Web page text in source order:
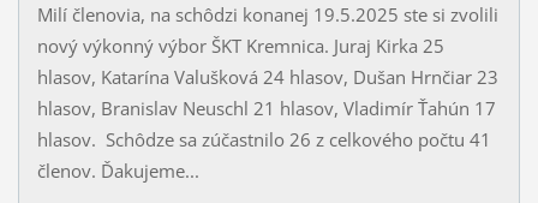
Milí členovia, na schôdzi konanej 19.5.2025 ste si zvolili
nový výkonný výbor ŠKT Kremnica. Juraj Kirka 25
hlasov, Katarína Valušková 24 hlasov, Dušan Hrnčiar 23
hlasov, Branislav Neuschl 21 hlasov, Vladimír Ťahún 17
hlasov. Schôdze sa zúčastnilo 26 z celkového počtu 41
členov. Ďakujeme...